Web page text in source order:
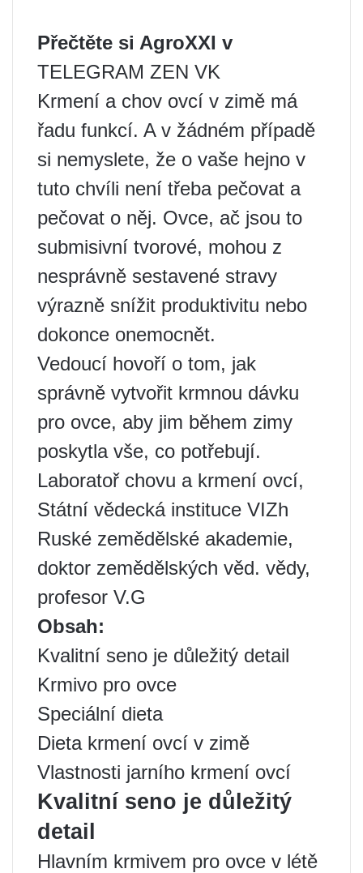
Přečtěte si AgroXXI v
TELEGRAM ZEN VK
Krmení a chov ovcí v zimě má
řadu funkcí. A v žádném případě
si nemyslete, že o vaše hejno v
tuto chvíli není třeba pečovat a
pečovat o něj. Ovce, ač jsou to
submisivní tvorové, mohou z
nesprávně sestavené stravy
výrazně snížit produktivitu nebo
dokonce onemocnět.
Vedoucí hovoří o tom, jak
správně vytvořit krmnou dávku
pro ovce, aby jim během zimy
poskytla vše, co potřebují.
Laboratoř chovu a krmení ovcí,
Státní vědecká instituce VIZh
Ruské zemědělské akademie,
doktor zemědělských věd. vědy,
profesor V.G
Obsah:
Kvalitní seno je důležitý detail
Krmivo pro ovce
Speciální dieta
Dieta krmení ovcí v zimě
Vlastnosti jarního krmení ovcí
Kvalitní seno je důležitý
detail
Hlavním krmivem pro ovce v létě